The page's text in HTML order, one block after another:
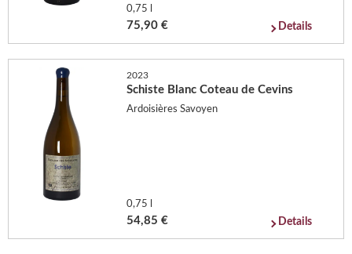
0,75 l
75,90 € Details
2023
Schiste Blanc Coteau de Cevins
Ardoisières Savoyen
0,75 l
54,85 € Details